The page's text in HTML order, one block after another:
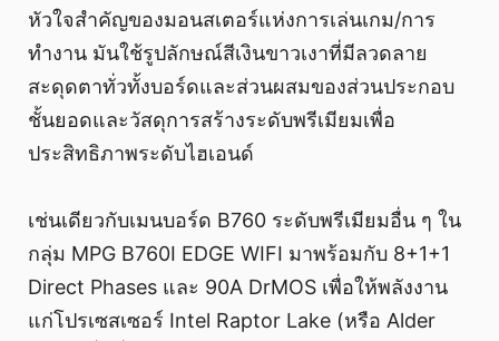
หัวใจสำคัญของมอนสเตอร์แห่งการเล่นเกม/การ
ทำงาน มันใช้รูปลักษณ์สีเงินขาวเงาที่มีลวดลาย
สะดุดตาทั่วทั้งบอร์ดและส่วนผสมของส่วนประกอบ
ชั้นยอดและวัสดุการสร้างระดับพรีเมียมเพื่อ
ประสิทธิภาพระดับไฮเอนด์
เช่นเดียวกับเมนบอร์ด B760 ระดับพรีเมียมอื่น ๆ ใน
กลุ่ม MPG B760I EDGE WIFI มาพร้อมกับ 8+1+1
Direct Phases และ 90A DrMOS เพื่อให้พลังงาน
แก่โปรเซสเซอร์ Intel Raptor Lake (หรือ Alder